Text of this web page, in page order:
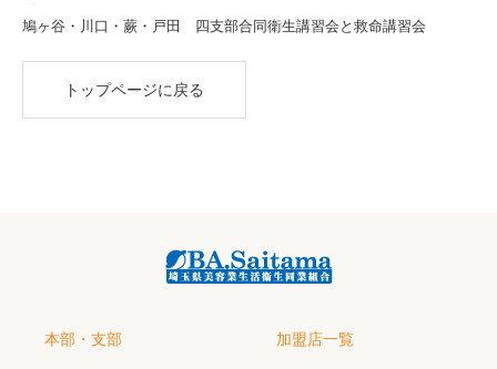
鳩ヶ谷・川口・蕨・戸田 四支部合同衛生講習会と救命講習会
トップページに戻る
本部・支部 加盟店一覧